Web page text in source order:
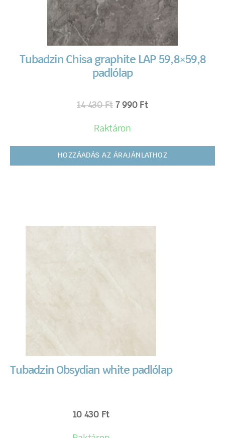
Tubadzin Chisa graphite LAP 59,8×59,8
padlólap
14 430Ft 7 990 Ft
Raktáron
HOZZÁADÁS AZ ÁRAJÁNLATHOZ
Tubadzin Obsydian white padlólap
10 430 Ft